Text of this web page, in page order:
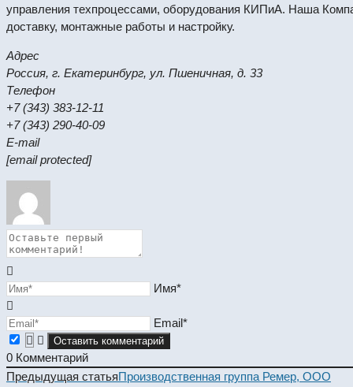
управления техпроцессами, оборудования КИПиА. Наша
доставку, монтажные работы и настройку.
Адрес
Россия, г. Екатеринбург, ул. Пшеничная, д. 33
Телефон
+7 (343) 383-12-11
+7 (343) 290-40-09
E-mail
[email protected]
Имя*
Email*
0 Комментарий
Read
Предыдущая статьяПроизводственная группа Ремер, ООО